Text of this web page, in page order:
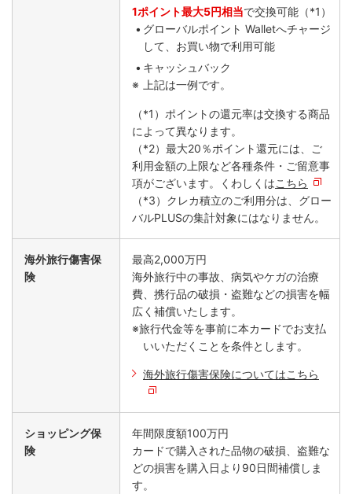
1ポイント最大5円相当で交換可能（*1）
グローバルポイント Walletへチャージ
して、お買い物で利用可能
キャッシュバック
上記は一例です。
（*1）ポイントの還元率は交換する商品
によって異なります。
（*2）最大20％ポイント還元には、ご
利用金額の上限など各種条件・ご留意事
項がございます。くわしくはこちら
（*3）クレカ積立のご利用分は、グロー
バルPLUSの集計対象にはなりません。
海外旅行傷害保
険
最高2,000万円
海外旅行中の事故、病気やケガの治療
費、携行品の破損・盗難などの損害を幅
広く補償いたします。
※旅行代金等を事前に本カードでお支払
いいただくことを条件とします。
海外旅行傷害保険についてはこちら
ショッピング保
険
年間限度額100万円
カードで購入された品物の破損、盗難な
どの損害を購入日より90日間補償しま
す。